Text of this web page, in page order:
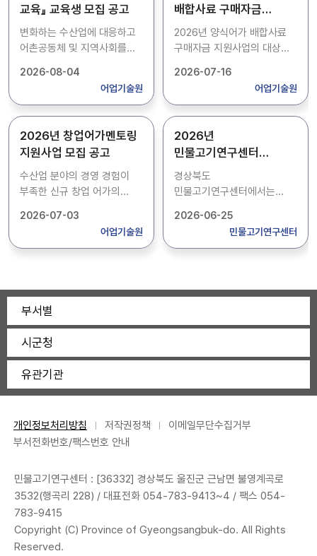
교육』 교육생 모집 공고
변화하는 수산업에 대응하고
어촌공동체 및 지역사회를
위한 『2026년 수산CEO
교육』교육생을 아래와 같이
17:00 - 모집인원 : 15명(남·
여 구분 없음) - 접수방법 :
방문, 우편, 온라인 접수(우편,
온라인 접수는 2026. 8. 13.
문 의 처 :
경상북도어업기술원
어업기술지원과 인력육성팀
2026-08-04
어업기술원
배합사료 구매자금
지원사업 대상자 추가
모집 공고
2026년 양식어가 배합사료
구매자금 지원사업의 대상자
공고하오니, 사업을
희망하시는 양식어가에서는
7. 16.(목) ~ 7. 22.(수) 2.
신청서류: 붙임 공고문 참고
3. 신청방법: 방문, FAX 또는
우편 4. 접 수 처 -
포항시 북구 흥해읍
영일만항로 117-1 문의:
054-240-0324, FAX:
강영로 476-3 문의: 054-
730-8877 * 붙임의
관할기관 및 제출서류를 꼭
2026-07-16
어업기술원
2026년 창업어가멘토링
지원사업 모집 공고
수산업 분야의 경영 경험이
부족한 신규 창업 어가의
위해 전문지식을 가진
후견인이 창업어가를
공고합니다. 1. 공 고 명 :
2026년도 창업어가 멘토링
지원사업 창업어가, 후견인
모집 공고 2. 신청자격 : 각
분야별 붙임기준(공고문)에
적합한 자 3. 신청기간 :
2026. 7. 3.(금) ~ 7. 24(금)
어업기술원 이웃어촌지원센터
(붙임 참조) 5. 구비서류 -
멘토링 지원대상 신청서
(서식1) - 후견인지원자(멘토)
: 창업어가 멘토링 후견인
지정 신청서(서식2-1) 및
운영계획서(서식2-2)
2026-07-03
어업기술원
2026년
민물고기연구센터
기간제근로자 모집 공고
경상북도
민물고기연구센터에서는
기간제근로자를 채용하고자
아래와 같이 공고합니다. 1.
2026. 7. 6. ∼ 9. 4.
인원, 세부업무 등은 센터
:경상북도 민물고기연구센터
5. 업무내용 : 종자생산보조,
054-783-9413~4 *
2026-06-25
민물고기연구센터
부서별
시군청
유관기관
개인정보처리방침 저작권정책
이메일무단수집거부
부서전화번호/팩스번호 안내
민물고기연구센터 : [36332] 경상북도 울진군 근남면 불영계곡로
3532(행곡리 228) / 대표전화 054-783-9413~4 / 팩스 054-
783-9415
Copyright (C) Province of Gyeongsangbuk-do. All Rights
Reserved.